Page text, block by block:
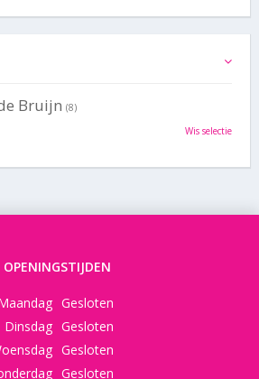
Bruijn (8)
Wis selectie
OPENINGSTIJDEN
Gesloten
Dinsdag Gesloten
Gesloten
Gesloten